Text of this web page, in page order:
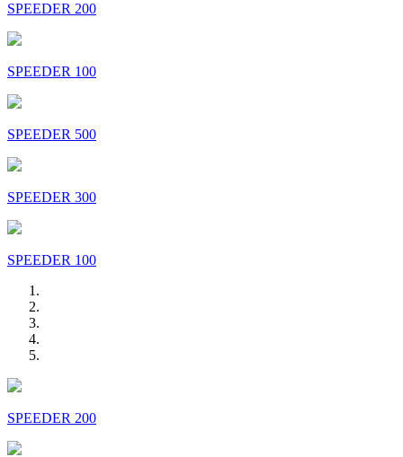
SPEEDER 200
SPEEDER 100
SPEEDER 500
SPEEDER 300
SPEEDER 100
SPEEDER 200